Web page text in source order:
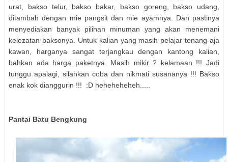
urat, bakso telur, bakso bakar, bakso goreng, bakso udang,
ditambah dengan mie pangsit dan mie ayamnya. Dan pastinya
menyediakan banyak pilihan minuman yang akan menemani
kelezatan baksonya. Untuk kalian yang masih pelajar tenang aja
kawan, harganya sangat terjangkau dengan kantong kalian,
bahkan ada harga paketnya. Masih mikir ? kelamaan !!! Jadi
tunggu apalagi, silahkan coba dan nikmati susananya !!! Bakso
enak kok dianggurin !!! :D heheheheheh.....
Pantai Batu Bengkung